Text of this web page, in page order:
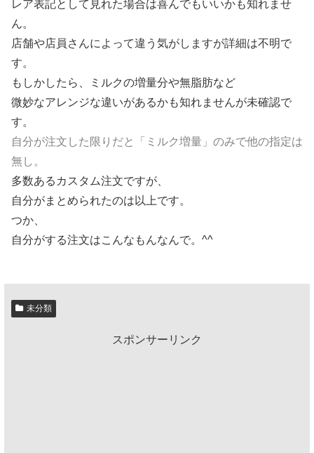
レア表記として見れた場合は喜んでもいいかも知れませ
ん。
店舗や店員さんによって違う気がしますが詳細は不明で
す。
もしかしたら、ミルクの増量分や無脂肪など
微妙なアレンジな違いがあるかも知れませんが未確認で
す。
自分が注文した限りだと「ミルク増量」のみで他の指定は
無し。
多数あるカスタム注文ですが、
自分がまとめられたのは以上です。
つか、
自分がする注文はこんなもんなんで。 ^^ゞ
未分類
スポンサーリンク